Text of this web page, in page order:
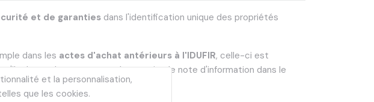
et de garanties dans l'identification unique des propriétés
dans les actes d'achat antérieurs à l'IDUFIR, celle-ci est
demandent, par exemple, une simple note d'information dans le
et la personnalisation,
que les cookies.